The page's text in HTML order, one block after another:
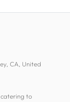
CA, United
catering to